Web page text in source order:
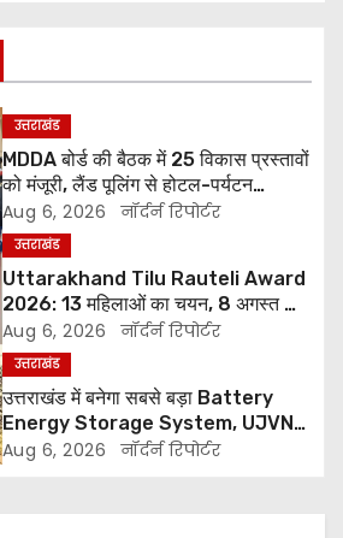
उत्तराखंड
MDDA बोर्ड की बैठक में 25 विकास प्रस्तावों
को मंजूरी, लैंड पूलिंग से होटल-पर्यटन
परियोजनाओं को मिलेगी रफ्तार
Aug 6, 2026 नॉर्दर्न रिपोर्टर
उत्तराखंड
Uttarakhand Tilu Rauteli Award
2026: 13 महिलाओं का चयन, 8 अगस्त को
सीएम धामी करेंगे सम्मानित
Aug 6, 2026 नॉर्दर्न रिपोर्टर
उत्तराखंड
उत्तराखंड में बनेगा सबसे बड़ा Battery
Energy Storage System, UJVNL
लगाएगा 352 करोड़ का प्रोजेक्ट
Aug 6, 2026 नॉर्दर्न रिपोर्टर